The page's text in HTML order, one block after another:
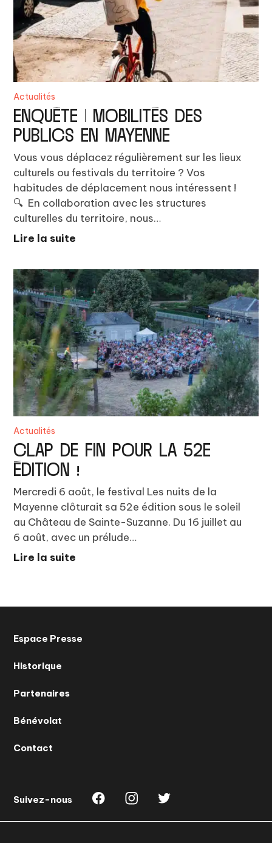
Actualités
ENQUÊTE | MOBILITÉS DES
PUBLICS EN MAYENNE
Vous vous déplacez régulièrement sur les lieux
culturels ou festivals du territoire ? Vos
habitudes de déplacement nous intéressent !
🔍 En collaboration avec les structures
culturelles du territoire, nous…
Lire la suite
Actualités
CLAP DE FIN POUR LA 52E
ÉDITION !
Mercredi 6 août, le festival Les nuits de la
Mayenne clôturait sa 52e édition sous le soleil
au Château de Sainte-Suzanne. Du 16 juillet au
6 août, avec un prélude…
Lire la suite
Espace Presse
Historique
Partenaires
Bénévolat
Contact
Suivez-nous